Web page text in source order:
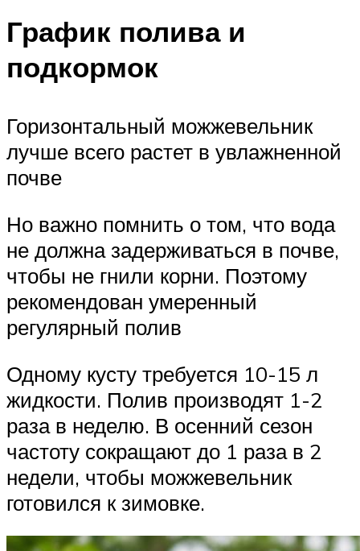
График полива и
подкормок
Горизонтальный можжевельник
лучше всего растет в увлажненной
почве
Но важно помнить о том, что вода
не должна задерживаться в почве,
чтобы не гнили корни. Поэтому
рекомендован умеренный
регулярный полив
Одному кусту требуется 10-15 л
жидкости. Полив производят 1-2
раза в неделю. В осенний сезон
частоту сокращают до 1 раза в 2
недели, чтобы можжевельник
готовился к зимовке.